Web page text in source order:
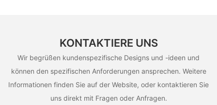
KONTAKTIERE UNS
Wir begrüßen kundenspezifische Designs und -ideen und
können den spezifischen Anforderungen ansprechen. Weitere
Informationen finden Sie auf der Website, oder kontaktieren Sie
uns direkt mit Fragen oder Anfragen.